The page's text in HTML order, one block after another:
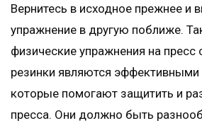
Вернитесь в исходное прежнее и
упражнение в другую поближе.
физические упражнения на пресс
резинки являются эффективными
которые помогают защитить и
пресса. Они должно быть